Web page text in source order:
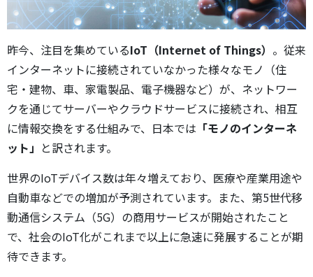
昨今、注目を集めているIoT（Internet of Things） 。従来
インターネットに接続されていなかった様々なモノ（住
宅・建物、車、家電製品、電子機器など）が、ネットワー
クを通じてサーバーやクラウドサービスに接続され、相互
に情報交換をする仕組みで、日本では 「モノのインターネ
ット」 と訳されます。
世界のIoTデバイス数は年々増えており、医療や産業用途や
自動車などでの増加が予測されています。また、第5世代移
動通信システム（5G）の商用サービスが開始されたこと
で、社会のIoT化がこれまで以上に急速に発展することが期
待できます。